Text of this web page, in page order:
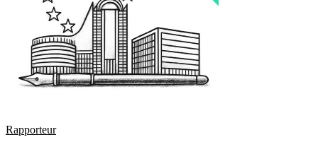
Rapporteur